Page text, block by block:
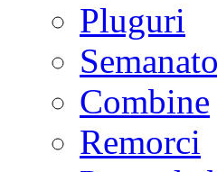
Pluguri
Combine
Remorci